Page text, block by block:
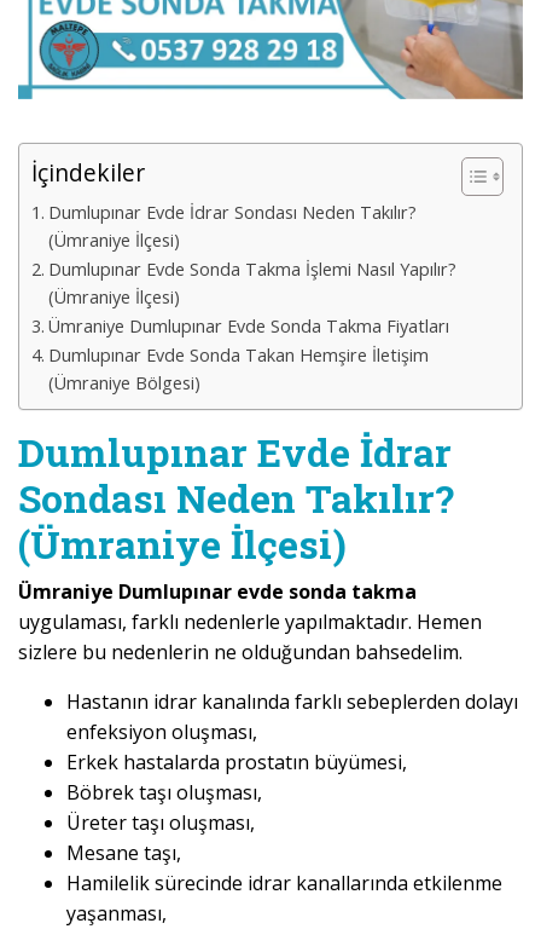
İçindekiler
Dumlupınar Evde İdrar Sondası Neden Takılır?
(Ümraniye İlçesi)
Dumlupınar Evde Sonda Takma İşlemi Nasıl Yapılır?
(Ümraniye İlçesi)
Ümraniye Dumlupınar Evde Sonda Takma Fiyatları
Dumlupınar Evde Sonda Takan Hemşire İletişim
(Ümraniye Bölgesi)
Dumlupınar Evde İdrar
Sondası Neden Takılır?
(Ümraniye İlçesi)
Ümraniye Dumlupınar evde sonda takma
uygulaması, farklı nedenlerle yapılmaktadır. Hemen
sizlere bu nedenlerin ne olduğundan bahsedelim.
Hastanın idrar kanalında farklı sebeplerden dolayı
enfeksiyon oluşması,
Erkek hastalarda prostatın büyümesi,
Böbrek taşı oluşması,
Üreter taşı oluşması,
Mesane taşı,
Hamilelik sürecinde idrar kanallarında etkilenme
yaşanması,